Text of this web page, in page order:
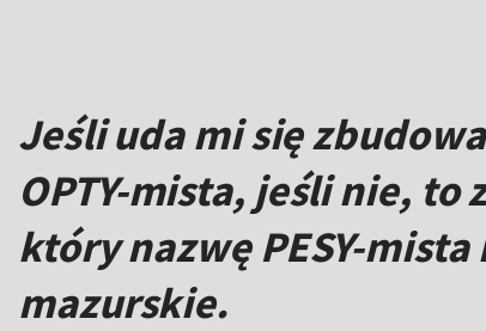
Jeśli uda mi się
OPTY-mista, jeśli nie, to
który nazwę PESY-
mazurskie.